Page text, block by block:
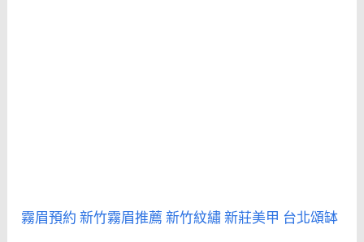
霧眉預約新竹霧眉推薦新竹紋繡新莊美甲 台北頌缽